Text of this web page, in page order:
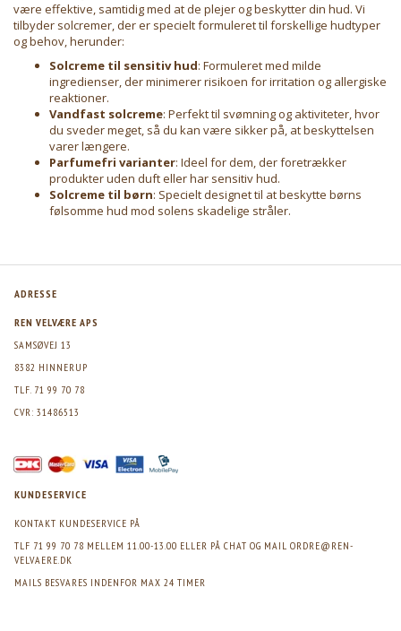
være effektive, samtidig med at de plejer og beskytter din hud. Vi
tilbyder solcremer, der er specielt formuleret til forskellige hudtyper
og behov, herunder:
Solcreme til sensitiv hud: Formuleret med milde
ingredienser, der minimerer risikoen for irritation og allergiske
reaktioner.
Vandfast solcreme: Perfekt til svømning og aktiviteter, hvor
du sveder meget, så du kan være sikker på, at beskyttelsen
varer længere.
Parfumefri varianter: Ideel for dem, der foretrækker
produkter uden duft eller har sensitiv hud.
Solcreme til børn: Specielt designet til at beskytte børns
følsomme hud mod solens skadelige stråler.
ADRESSE
REN VELVÆRE APS
SAMSØVEJ 13
8382 HINNERUP
TLF. 71 99 70 78
CVR: 31486513
KUNDESERVICE
KONTAKT KUNDESERVICE PÅ
TLF 71 99 70 78 MELLEM 11.00-13.00 ELLER PÅ CHAT OG MAIL ORDRE@REN-
VELVAERE.DK
MAILS BESVARES INDENFOR MAX 24 TIMER